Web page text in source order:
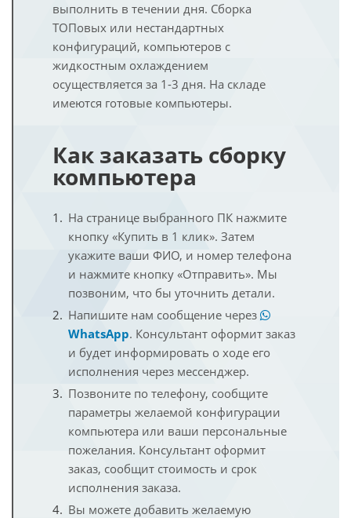
выполнить в течении дня. Сборка
ТОПовых или нестандартных
конфигураций, компьютеров с
жидкостным охлаждением
осуществляется за 1-3 дня. На складе
имеются готовые компьютеры.
Как заказать сборку
компьютера
На странице выбранного ПК нажмите
кнопку «Купить в 1 клик». Затем
укажите ваши ФИО, и номер телефона
и нажмите кнопку «Отправить». Мы
позвоним, что бы уточнить детали.
Напишите нам сообщение через
WhatsApp. Консультант оформит заказ
и будет информировать о ходе его
исполнения через мессенджер.
Позвоните по телефону, сообщите
параметры желаемой конфигурации
компьютера или ваши персональные
пожелания. Консультант оформит
заказ, сообщит стоимость и срок
исполнения заказа.
Вы можете добавить желаемую